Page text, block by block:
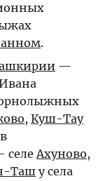
.
—
, Куш-Тау
селеАхуново,
Ташу села